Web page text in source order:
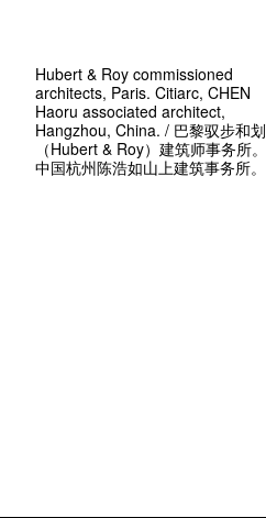
Hubert & Roy commissioned
architects, Paris. Citiarc, CHEN
Haoru associated architect,
Hangzhou, China. / 巴黎驭步和划
（Hubert & Roy）建筑师事务所。
中国杭州陈浩如山上建筑事务所。